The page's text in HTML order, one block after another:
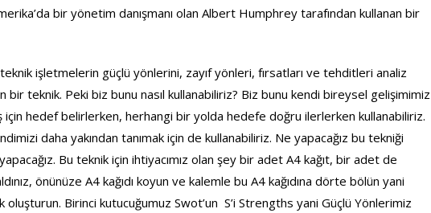
bir yönetim danışmanı olan Albert Humphrey tarafından kullanan bir
işletmelerin güçlü yönlerini, zayıf yönleri, fırsatları ve tehditleri analiz
bir teknik. Peki biz bunu nasıl kullanabiliriz? Biz bunu kendi bireysel gelişimimiz
için hedef belirlerken, herhangi bir yolda hedefe doğru ilerlerken kullanabiliriz.
daha yakından tanımak için de kullanabiliriz. Ne yapacağız bu tekniği
Bu teknik için ihtiyacımız olan şey bir adet A4 kağıt, bir adet de
önünüze A4 kağıdı koyun ve kalemle bu A4 kağıdına dörte bölün yani
Birinci kutucuğumuz Swot’un S’i Strengths yani Güçlü Yönlerimiz